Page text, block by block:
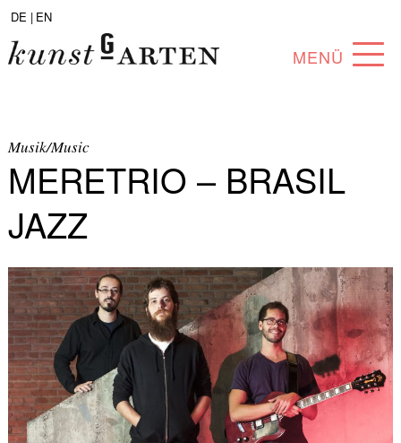
DE | EN
MENÜ
COLLECTION
PARTNERS
ANGEBOTE
Musik/Music
MERETRIO – BRASIL
JAZZ